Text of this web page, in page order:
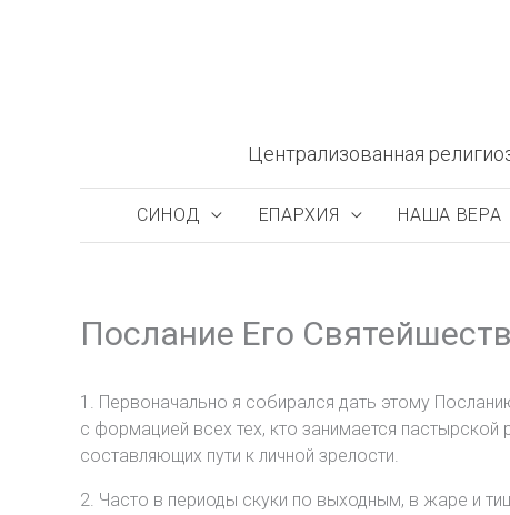
Централизованная
СИНОД ЕПАРХИЯ НАША ВЕРА
Послание Его
1. Первоначально я собирался дать этому
с формацией всех тех, кто занимается
составляющих пути к личной зрелости.
2. Часто в периоды скуки по выходным, в жаре и